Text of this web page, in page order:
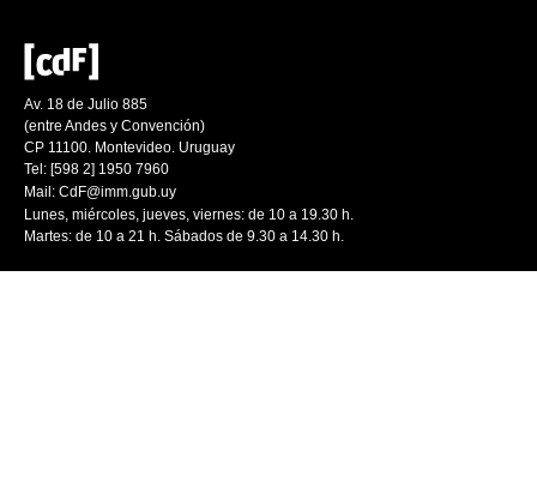
Av. 18 de Julio 885
(entre Andes y Convención)
CP 11100. Montevideo. Uruguay
Tel: [598 2] 1950 7960
Mail: CdF@imm.gub.uy
Lunes, miércoles, jueves, viernes: de 10 a 19.30 h.
Martes: de 10 a 21 h. Sábados de 9.30 a 14.30 h.